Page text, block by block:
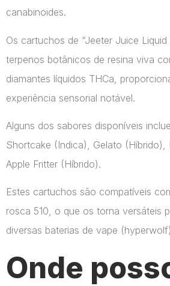
canabinoides.
Os cartuchos de “Jeeter Juice
terpenos botânicos de resina viva
diamantes líquidos THCa,
experiência sensorial notável.
Alguns dos sabores disponíveis
Shortcake (Indica), Gelato (Híbrido),
Apple Fritter (Híbrido).
Estes cartuchos são compatíveis
rosca 510, o que os torna versáteis
diversas baterias de vape​
Onde